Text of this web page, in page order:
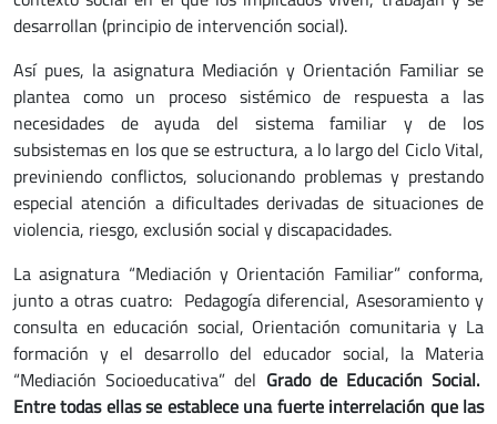
desarrollan (principio de intervención social).
Así pues, la asignatura Mediación y Orientación Familiar se
plantea como un proceso sistémico de respuesta a las
necesidades de ayuda del sistema familiar y de los
subsistemas en los que se estructura, a lo largo del Ciclo Vital,
previniendo conflictos, solucionando problemas y prestando
especial atención a dificultades derivadas de situaciones de
violencia, riesgo, exclusión social y discapacidades.
La asignatura “Mediación y Orientación Familiar” conforma,
junto a otras cuatro: Pedagogía diferencial, Asesoramiento y
consulta en educación social, Orientación comunitaria y La
formación y el desarrollo del educador social, la Materia
“Mediación Socioeducativa” del Grado de Educación Social.
Entre todas ellas se establece una fuerte interrelación que las